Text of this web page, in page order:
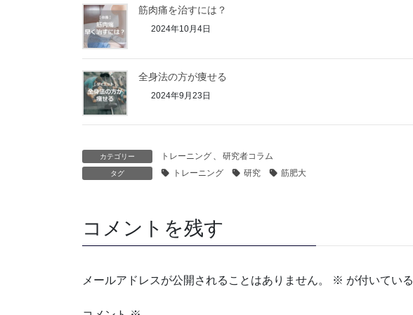
筋肉痛を治すには？
2024年10月4日
全身法の方が痩せる
2024年9月23日
カテゴリー トレーニング 、 研究者コラム
タグ トレーニング 研究 筋肥大
コメントを残す
メールアドレスが公開されることはありません。 ※ が付いてい